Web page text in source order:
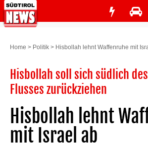
Home > Politik > Hisbollah lehnt Waffenruhe mit
Hisbollah soll sich südlich
Flusses zurückziehen
Hisbollah lehnt
mit Israel ab